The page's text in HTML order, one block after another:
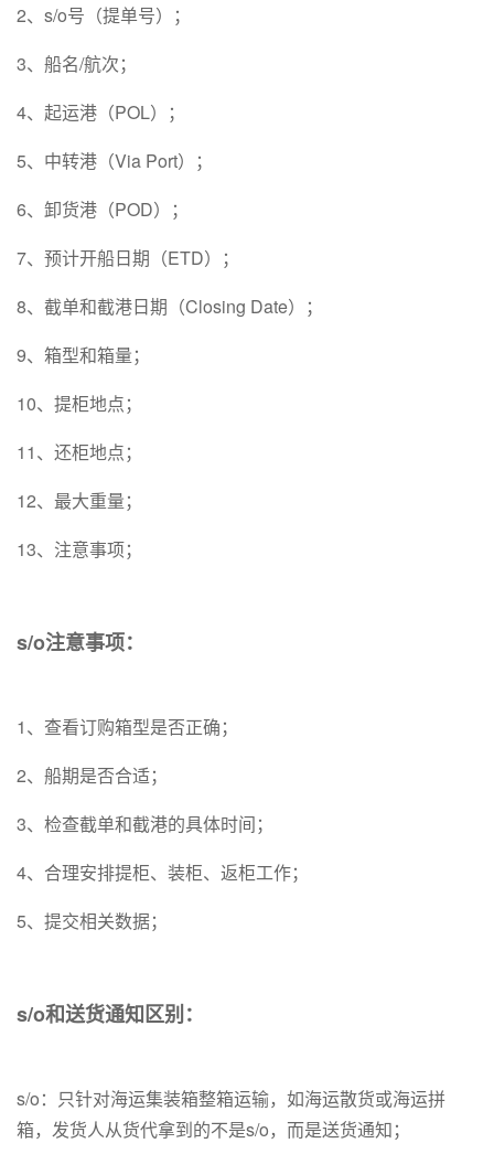
2、s/o号（提单号）；
3、船名/航次；
4、起运港（POL）；
5、中转港（Via Port）；
6、卸货港（POD）；
7、预计开船日期（ETD）；
8、截单和截港日期（Closing Date）；
9、箱型和箱量；
10、提柜地点；
11、还柜地点；
12、最大重量；
13、注意事项；
s/o注意事项：
1、查看订购箱型是否正确；
2、船期是否合适；
3、检查截单和截港的具体时间；
4、合理安排提柜、装柜、返柜工作；
5、提交相关数据；
s/o和送货通知区别：
s/o：只针对海运集装箱整箱运输，如海运散货或海运拼
箱，发货人从货代拿到的不是s/o，而是送货通知；